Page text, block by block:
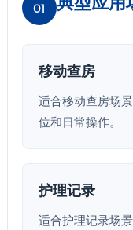
01
移动查房
适合移动查房场
位和日常操作。
护理记录
适合护理记录场